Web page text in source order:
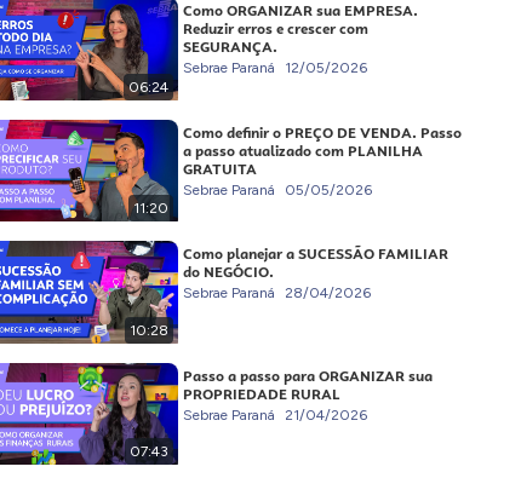
06:24
Como ORGANIZAR sua EMPRESA.
Reduzir erros e crescer com
SEGURANÇA.
Sebrae Paraná 12/05/2026
11:20
Como definir o PREÇO DE VENDA. Passo
a passo atualizado com PLANILHA
GRATUITA
Sebrae Paraná 05/05/2026
10:28
Como planejar a SUCESSÃO FAMILIAR
do NEGÓCIO.
Sebrae Paraná 28/04/2026
07:43
Passo a passo para ORGANIZAR sua
PROPRIEDADE RURAL
Sebrae Paraná 21/04/2026